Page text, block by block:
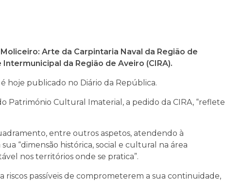
Arte da Carpintaria Naval da Região de
da Região de Aveiro (CIRA).
hoje publicado no Diário da República.
Património Cultural Imaterial, a pedido da CIRA, “reflete
entre outros aspetos, atendendo à
“dimensão histórica, social e cultural na área
nos territórios onde se pratica”.
riscos passíveis de comprometerem a sua continuidade,